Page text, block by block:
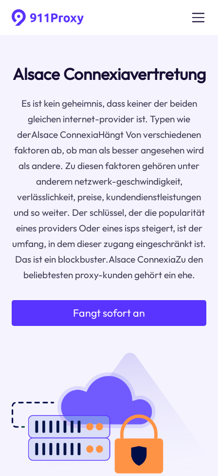
Alsace Connexiavertretung
Es ist kein geheimnis, dass keiner der beiden
gleichen internet-provider ist. Typen wie
derAlsace ConnexiaHängt Von verschiedenen
faktoren ab, ob man als besser angesehen wird
als andere. Zu diesen faktoren gehören unter
anderem netzwerk-geschwindigkeit,
verlässlichkeit, preise, kundendienstleistungen
und so weiter. Der schlüssel, der die popularität
eines providers Oder eines isps steigert, ist der
umfang, in dem dieser zugang eingeschränkt ist.
Das ist ein blockbuster.Alsace ConnexiaZu den
beliebtesten proxy-kunden gehört ein ehe.
Fangt sofort an